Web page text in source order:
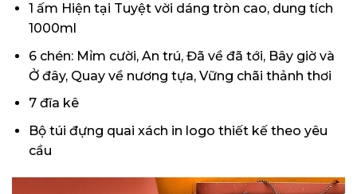
1 ấm Hiện tại Tuyệt vời dáng tròn cao, dung tích
1000ml
6 chén: Mỉm cười, An trú, Đã về đã tới, Bây giờ và
Ở đây, Quay về nương tựa, Vững chãi thảnh thơi
7 đĩa kê
Bộ túi đựng quai xách in logo thiết kế theo yêu
cầu